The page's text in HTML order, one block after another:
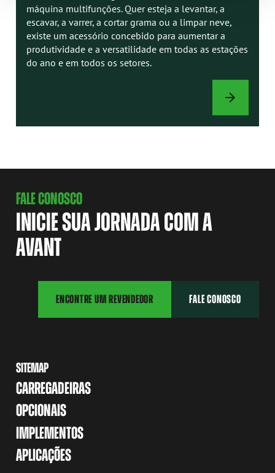
máquina multifunções. Quer esteja a levantar, a
escavar, a varrer, a cortar grama ou a limpar neve,
existe um acessório concebido para aumentar a
produtividade e a versatilidade em todas as estações
do ano e em todos os setores.
ACESSÓRIOS
FALE CONOSCO
INICIE SUA JORNADA COM A
AVANT
ENCONTRE UM REVENDEDOR FALE CONOSCO
SITEMAP
CARREGADEIRAS
OPCIONAIS
IMPLEMENTOS
APLICAÇÕES